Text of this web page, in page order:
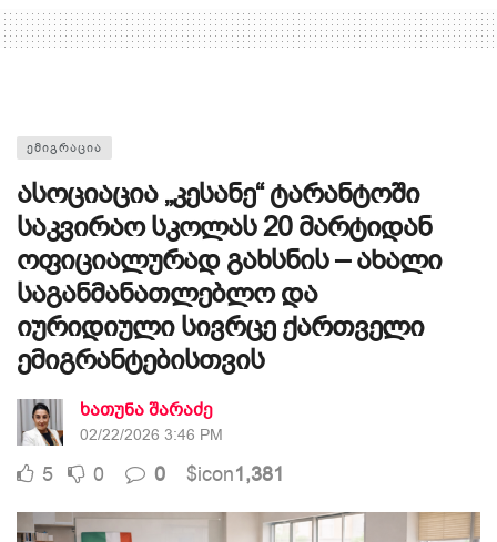
ᲔᲛᲘᲒᲠᲐᲪᲘᲐ
ასოციაცია „კესანე“ ტარანტოში
საკვირაო სკოლას 20 მარტიდან
ოფიციალურად გახსნის – ახალი
საგანმანათლებლო და
იურიდიული სივრცე ქართველი
ემიგრანტებისთვის
ხათუნა შარაძე
02/22/2026 3:46 PM
5 0 0 $icon1,381